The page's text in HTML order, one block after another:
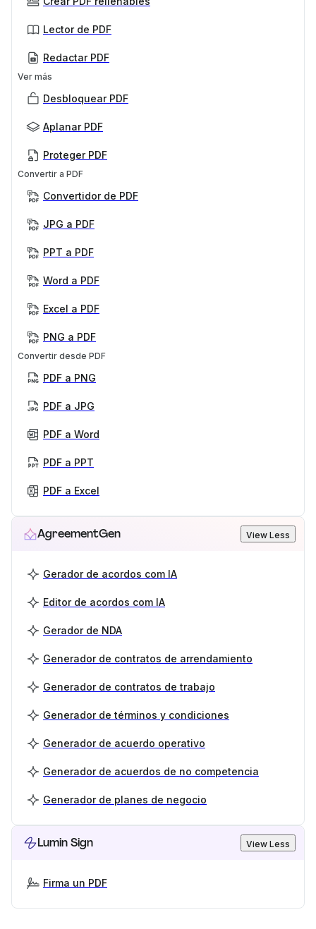
Lector de PDF
Redactar PDF
Ver más
Desbloquear PDF
Aplanar PDF
Proteger PDF
Convertir a PDF
Convertidor de PDF
JPG a PDF
PPT a PDF
Word a PDF
Excel a PDF
PNG a PDF
Convertir desde PDF
PDF a PNG
PDF a JPG
PDF a Word
PDF a PPT
PDF a Excel
AgreementGen View Less
Gerador de acordos com IA
Editor de acordos com IA
Gerador de NDA
Generador de contratos de arrendamiento
Generador de contratos de trabajo
Generador de términos y condiciones
Generador de acuerdo operativo
Generador de acuerdos de no competencia
Generador de planes de negocio
Lumin Sign View Less
Firma un PDF